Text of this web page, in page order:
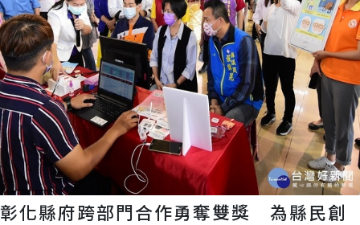
彰化縣府跨部門合作勇奪雙獎 為縣民創